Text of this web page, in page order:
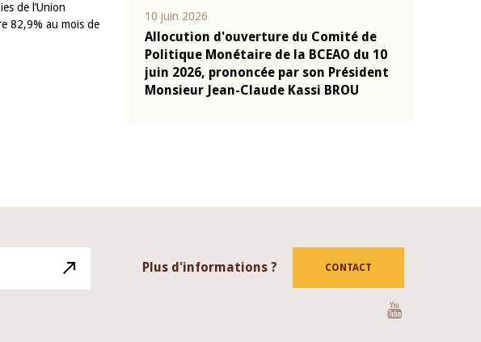
de l’Union
82,9% au mois de
04 mars 2026
Allocution d'ouverture du Comité de
Politique Monétaire de la BCEAO du 4
mars 2026, prononcée par son Président
Monsieur Jean-Claude Kassi BROU
Plus d'informations ? CONTACT